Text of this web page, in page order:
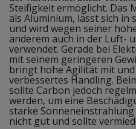
Steifigkeit ermöglicht. Das
als Aluminium, lässt sich in
und wird wegen seiner
anderem auch in der Luft-
verwendet. Gerade bei
mit seinem geringeren
bringt hohe Agilität mit
verbessertes Handling.
sollte Carbon jedoch
werden, um eine
starke
nicht gut und sollte